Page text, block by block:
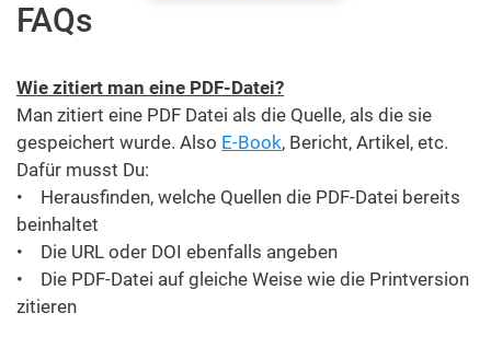
FAQs
Wie zitiert man eine PDF-Datei?
Man zitiert eine PDF Datei als die Quelle, als die sie
gespeichert wurde. Also E-Book, Bericht, Artikel, etc.
Dafür musst Du:
• Herausfinden, welche Quellen die PDF-Datei bereits
beinhaltet
• Die URL oder DOI ebenfalls angeben
• Die PDF-Datei auf gleiche Weise wie die Printversion
zitieren